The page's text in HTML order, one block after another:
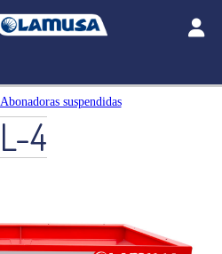
Abonadoras suspendidas
L-4